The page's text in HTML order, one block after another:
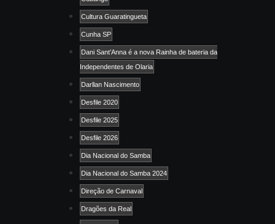
Cultura Guaratingueta
Cunha SP
Dani Sant’Anna é a nova Rainha de bateria da
Independentes de Olaria
Darllan Nascimento
Desfile 2020
Desfile 2025
Desfile 2026
Dia Nacional do Samba
Dia Nacional do Samba 2024
Direção de Carnaval
Dragões da Real